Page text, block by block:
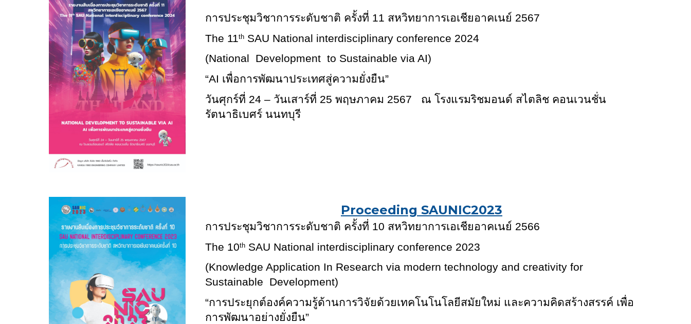
การประชุมวิชาการระดับชาติ ครั้งที่ 11 สหวิทยาการเอเชียอาคเนย์ 2567
The 11thSAU National interdisciplinary conference 2024
(National Development to Sustainable via AI)
“AI เพื่อการพัฒนาประเทศสู่ความยั่งยืน”
วันศุกร์ที่ 24 – วันเสาร์ที่ 25 พฤษภาคม 2567 ณ โรงแรมริชมอนด์ สไตลิช คอนเวนชั่น
รัตนาธิเบศร์ นนทบุรี
Proceeding SAUNIC2023
การประชุมวิชาการระดับชาติ ครั้งที่ 10 สหวิทยาการเอเชียอาคเนย์ 2566
The 10thSAU National interdisciplinary conference 2023
(Knowledge Application In Research via modern technology and creativity for
Sustainable Development)
“การประยุกต์องค์ความรู้ด้านการวิจัยด้วยเทคโนโนโลยีสมัยใหม่ และความคิดสร้างสรรค์ เพื่อ
การพัฒนาอย่างยั่งยืน”